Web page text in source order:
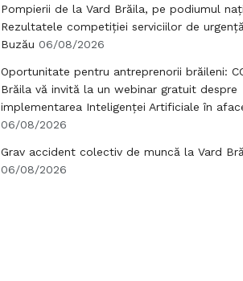
Pompierii de la Vard Brăila, pe podiumul
Rezultatele competiției serviciilor de
Buzău 06/08/2026
Oportunitate pentru antreprenorii brăileni:
Brăila vă invită la un webinar gratuit despre
implementarea Inteligenței Artificiale în
06/08/2026
Grav accident colectiv de muncă la Vard
06/08/2026